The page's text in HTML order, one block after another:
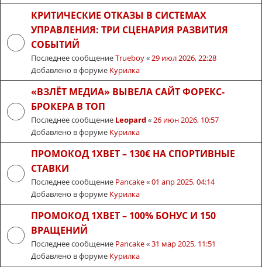
КРИТИЧЕСКИЕ ОТКАЗЫ В СИСТЕМАХ
УПРАВЛЕНИЯ: ТРИ СЦЕНАРИЯ РАЗВИТИЯ
СОБЫТИЙ
Последнее сообщениеTrueboy«29 июл 2026, 22:28
Добавлено в форуме Курилка
«ВЗЛЁТ МЕДИА» ВЫВЕЛА САЙТ ФОРЕКС-
БРОКЕРА В ТОП
Последнее сообщение Leopard«26 июн 2026, 10:57
Добавлено в форуме Курилка
ПРОМОКОД 1XBET – 130€ НА СПОРТИВНЫЕ
СТАВКИ
Последнее сообщение Pancake«01 апр 2025, 04:14
Добавлено в форуме Курилка
ПРОМОКОД 1XBET – 100% БОНУС И 150
ВРАЩЕНИЙ
Последнее сообщение Pancake«31 мар 2025, 11:51
Добавлено в форуме Курилка